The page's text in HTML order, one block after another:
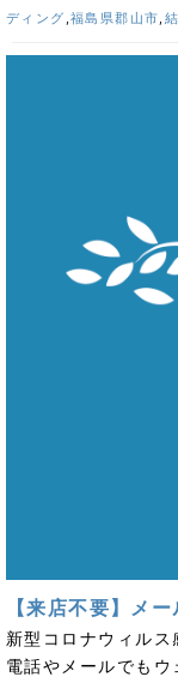
ディング ,福島県郡山市,
【来店不要】メ
新型コロナウィル
電話やメールでも